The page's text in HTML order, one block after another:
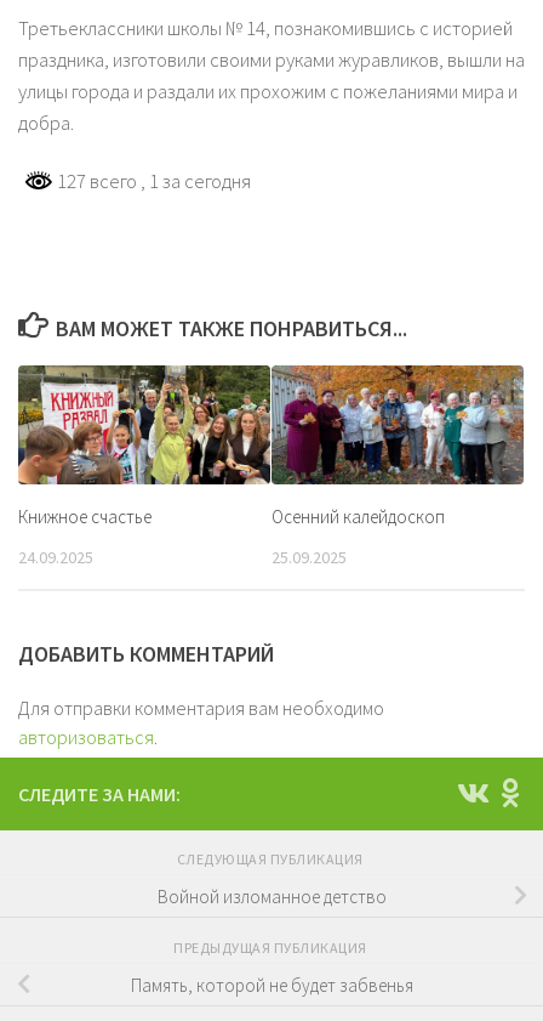
Третьеклассники школы № 14, познакомившись с историей
праздника, изготовили своими руками журавликов, вышли на
улицы города и раздали их прохожим с пожеланиями мира и
добра.
127 всего , 1 за сегодня
ВАМ МОЖЕТ ТАКЖЕ ПОНРАВИТЬСЯ...
Книжное счастье
24.09.2025
Осенний калейдоскоп
25.09.2025
ДОБАВИТЬ КОММЕНТАРИЙ
Для отправки комментария вам необходимо
авторизоваться
СЛЕДИТЕ ЗА НАМИ:
СЛЕДУЮЩАЯ ПУБЛИКАЦИЯ
Войной изломанное детство
ПРЕДЫДУЩАЯ ПУБЛИКАЦИЯ
Память, которой не будет забвенья